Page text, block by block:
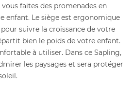
faites des promenades en
enfant. Le siège est ergonomique
suivre la croissance de votre
bien le poids de votre enfant.
à utiliser. Dans ce Sapling,
les paysages et sera protéger